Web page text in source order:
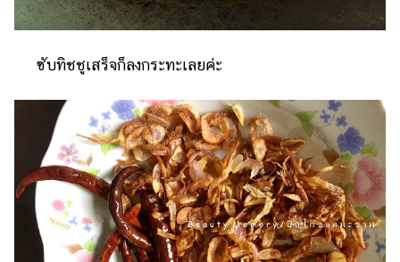
ซับทิชชูเสร็จก็ลงกระทะเลยค่ะ